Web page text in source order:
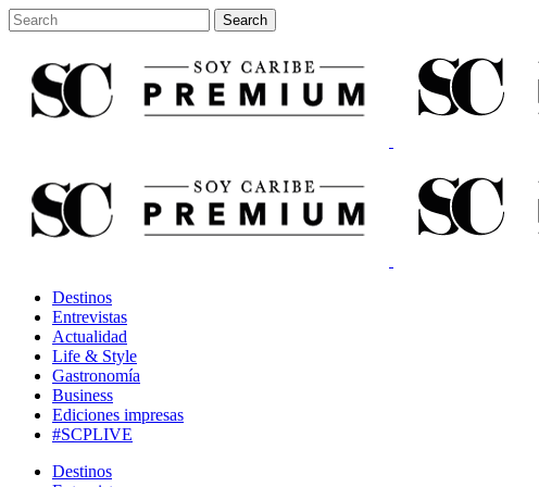
Destinos
Entrevistas
Actualidad
Life & Style
Gastronomía
Business
Ediciones impresas
#SCPLIVE
Destinos